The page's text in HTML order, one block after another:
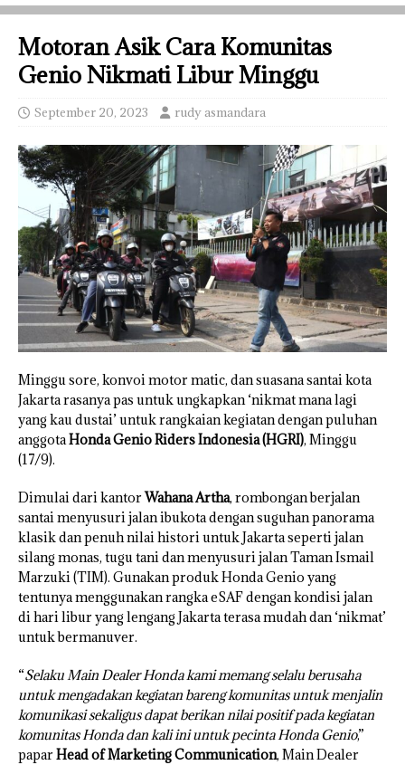
Motoran Asik Cara Komunitas
Genio Nikmati Libur Minggu
September 20, 2023 rudy asmandara
Minggu sore, konvoi motor matic, dan suasana santai kota
Jakarta rasanya pas untuk ungkapkan ‘nikmat mana lagi
yang kau dustai’ untuk rangkaian kegiatan dengan puluhan
anggotaHonda Genio Riders Indonesia (HGRI), Minggu
(17/9).
Dimulai dari kantorWahana Artha, rombongan berjalan
santai menyusuri jalan ibukota dengan suguhan panorama
klasik dan penuh nilai histori untuk Jakarta seperti jalan
silang monas, tugu tani dan menyusuri jalan Taman Ismail
Marzuki (TIM). Gunakan produk Honda Genio yang
tentunya menggunakan rangka eSAF dengan kondisi jalan
di hari libur yang lengang Jakarta terasa mudah dan ‘nikmat’
untuk bermanuver.
“Selaku Main Dealer Honda kami memang selalu berusaha
untuk mengadakan kegiatan bareng komunitas untuk menjalin
komunikasi sekaligus dapat berikan nilai positif pada kegiatan
komunitas Honda dan kali ini untuk pecinta Honda Genio,”
paparHead of Marketing Communication, Main Dealer